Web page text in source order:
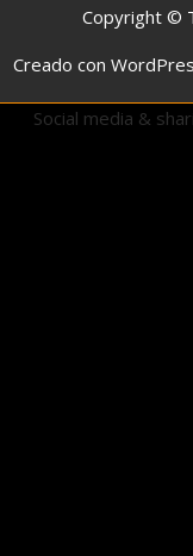
Copyright ©
Creado con
Social media &